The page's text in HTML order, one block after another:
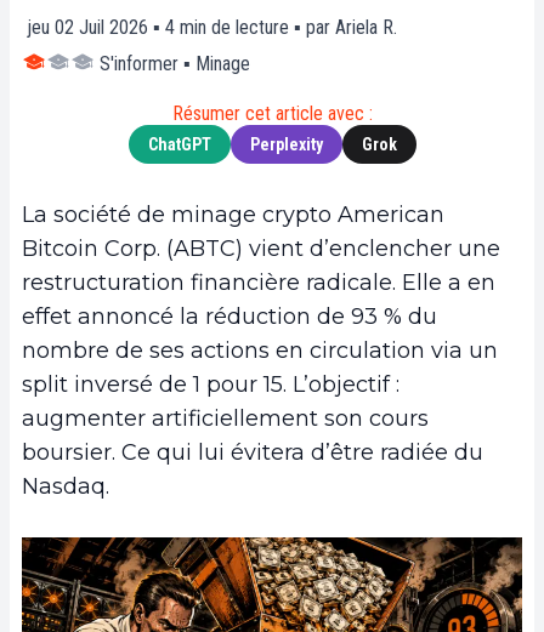
jeu 02 Juil 2026 ▪ 4 min de lecture ▪ par Ariela R.
S'informer ▪ Minage
Résumer cet article avec :
ChatGPT Perplexity Grok
La société de minage crypto American
Bitcoin Corp. (ABTC) vient d’enclencher une
restructuration financière radicale. Elle a en
effet annoncé la réduction de 93 % du
nombre de ses actions en circulation via un
split inversé de 1 pour 15. L’objectif :
augmenter artificiellement son cours
boursier. Ce qui lui évitera d’être radiée du
Nasdaq.